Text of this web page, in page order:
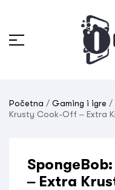
Početna / Gaming i igre /
Krusty Cook-Off – Extra
– Extra